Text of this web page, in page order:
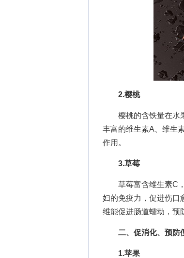
2.樱桃
樱桃的含铁量在水果
丰富的维生素A、维生
作用。
3.草莓
草莓富含维生素C，
妇的免疫力，促进伤口
维能促进肠道蠕动，预
二、促消化、预防
1.苹果